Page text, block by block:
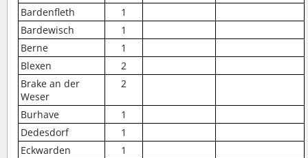
Bardenfleth
1
Bardewisch
1
Berne
1
Blexen
2
Brake an der
Weser
2
Burhave
1
Dedesdorf
1
Eckwarden
1